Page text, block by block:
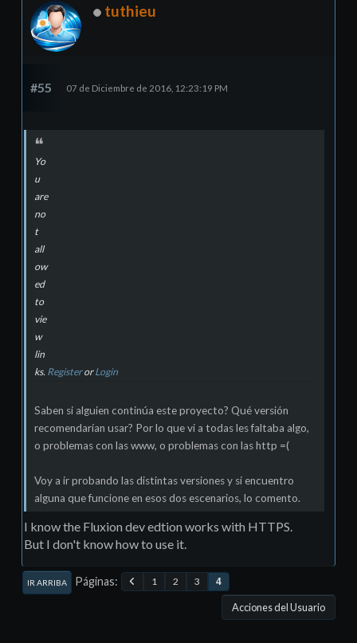
tuthieu
#55 07 de Diciembre de 2016, 12:23:19 PM
Yo
u
are
no
t
all
ow
ed
to
vie
w
lin
ks. RegisterorLogin
Saben si alguien continúa este proyecto? Qué versión
recomendarían usar? Por lo que vi a todas les faltaba algo,
o problemas con las www, o problemas con las http =(
Voy a ir probando las distintas versiones y si encuentro
alguna que funcione en esos dos escenarios, lo comento.
I know the Fluxion dev edtion works with HTTPS.
But I don't know how to use it.
IR ARRIBA Páginas 1 2 3 4
Acciones del Usuario